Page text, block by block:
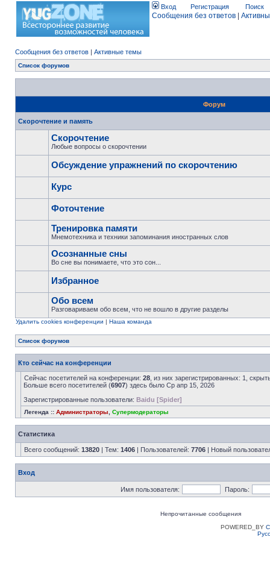
Вход Регистрация Поиск
Сообщения без ответов
Сообщения без ответов | Активные темы
Список форумов
Форум
Скорочтение и память
Скорочтение
Любые вопросы о скорочтении
Обсуждение упражнений по скорочтению
Курс
Фоточтение
Тренировка памяти
Мнемотехника и техники запоминания иностранных слов
Осознанные сны
Во сне вы понимаете, что это сон...
Избранное
Обо всем
Разговариваем обо всем, что не вошло в другие разделы
Удалить cookies конференции | Наша команда
Список форумов
Кто сейчас на конференции
Сейчас посетителей на конференции: 28 , из них зарегистрированных: 1,
Больше всего посетителей (6907) здесь было Ср апр 15, 2026
Зарегистрированные пользователи: Baidu [Spider]
Легенда :: Администраторы Супермодераторы
Статистика
Всего сообщений: 13820 | Тем: 1406 | Пользователей: 7706 | Новый
Вход
Имя пользователя: Пароль:
Непрочитанные сообщения
POWERED_BY